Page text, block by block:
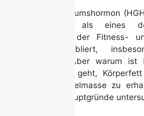
Humanes Wachstumshormon
letzten Jahren als eines
Supplements in der Fitness-
Community etabliert,
Cutting-Zyklen. Aber warum
wenn es darum geht,
gleichzeitig Muskelmasse zu
uns einige der Hauptgründe